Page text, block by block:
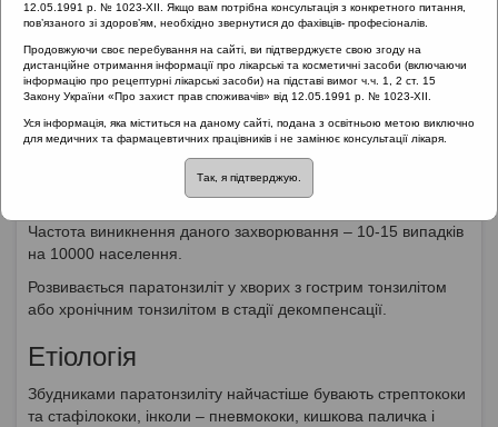
Паратонзиліт
Паратонзиліт– запалення навколомигдаликової
проникнення інфекції за межі її капсули під час або після
перенесеного тонзиліту.
Частота виникнення даного захворювання – 10-15 випадків
на 10000 населення.
Розвивається паратонзиліт у хворих з гострим тонзилітом
або хронічним тонзилітом в стадії декомпенсації.
Етіологія
Збудниками паратонзиліту найчастіше бувають стрептококи
та стафілококи, інколи – пневмококи, кишкова паличка і
12.05.1991 р. № 1023-XII. Якщо вам потрібна консультація з конкретного питання,
пов’язаного зі здоров’ям, необхідно звернутися до фахівців- професіоналів.
Продовжуючи своє перебування на сайті, ви підтверджуєте свою згоду на
дистанційне отримання інформації про лікарські та косметичні засоби (включаючи
інформацію про рецептурні лікарські засоби) на підставі вимог ч.ч. 1, 2 ст. 15
Закону України «Про захист прав споживачів» від 12.05.1991 р. № 1023-XII.
Уся інформація, яка міститься на даному сайті, подана з освітньою метою виключно
для медичних та фармацевтичних працівників і не замінює консультації лікаря.
Так, я підтверджую.